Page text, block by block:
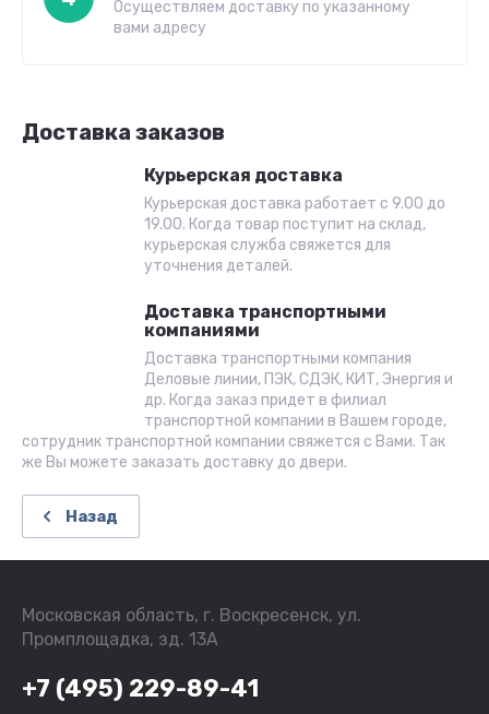
Осуществляем доставку по указанному
вами адресу
Доставка заказов
Курьерская доставка
Курьерская доставка работает с 9.00 до
19.00. Когда товар поступит на склад,
курьерская служба свяжется для
уточнения деталей.
Доставка транспортными
компаниями
Доставка транспортными компания
Деловые линии, ПЭК, СДЭК, КИТ, Энергия и
др. Когда заказ придет в филиал
транспортной компании в Вашем городе,
сотрудник транспортной компании свяжется с Вами. Так
же Вы можете заказать доставку до двери.
Назад
Московская область, г. Воскресенск, ул.
Промплощадка, зд. 13А
+7 (495) 229-89-41